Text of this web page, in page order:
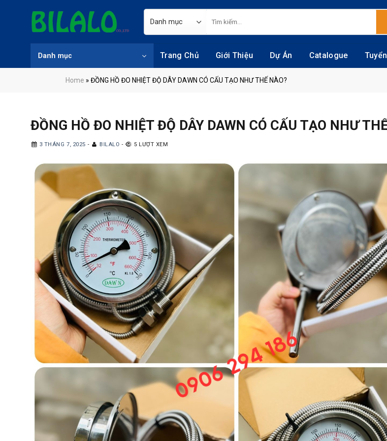
kiếm:
Danh mục Trang Chủ Giới Thiệu Dự Án Catalogue
Home » ĐỒNG HỒ ĐO NHIỆT ĐỘ DÂY DAWN CÓ CẤU TẠO NHƯ THẾ NÀO?
ĐỒNG HỒ ĐO NHIỆT ĐỘ DÂY DAWN CÓ CẤU TẠO NHƯ
3 THÁNG 7, 2025 - BILALO - 5 LƯỢT XEM